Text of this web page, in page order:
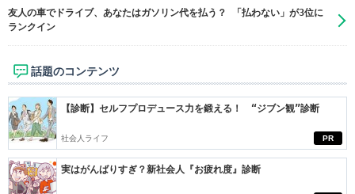
友人の車でドライブ、あなたはガソリン代を払う？ 「払わない」が3位に
ランクイン
話題のコンテンツ
PR
【診断】セルフプロデュース力を鍛える！ “ジブン観”診断
社会人ライフ
実はがんばりすぎ？新社会人『お疲れ度』診断